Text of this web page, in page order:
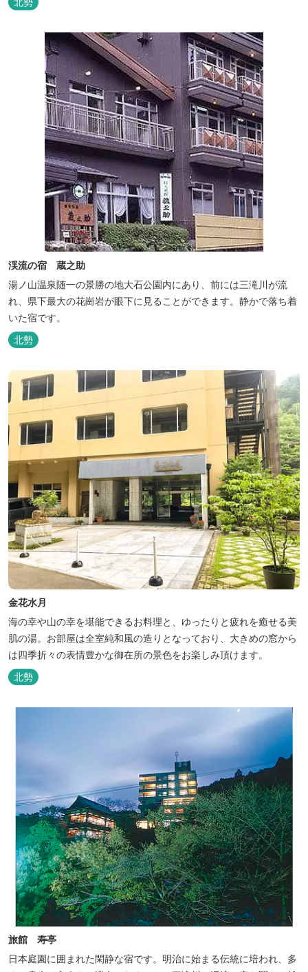
りあいをお届けいたします。
渓流の宿 蔵之助
湯ノ山温泉随一の景勝の地大石公園内にあり、前には三滝川が流
れ、県下最大の花崗岩が眼下に見ることができます。静かで落ち着
いた宿です。
北勢
金花水月
海の幸や山の幸を堪能できるお料理と、ゆったりと疲れを癒せる美
肌の湯。お部屋は全室純和風の造りとなっており、大きめの窓から
は四季折々の表情豊かな御在所の景色をお楽しみ頂けます。
北勢
旅館 寿亭
日本庭園に囲まれた閑静な宿です。明治に始まる伝統に培われ、多